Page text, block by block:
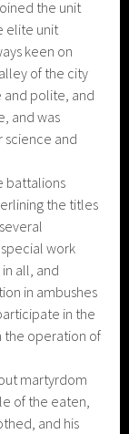
the unit
elite unit
keen on
of the city
and polite, and
and was
science and
battalions
the titles
work
all, and
in ambushes
in the
the operation of
martyrdom
of the eaten,
and his